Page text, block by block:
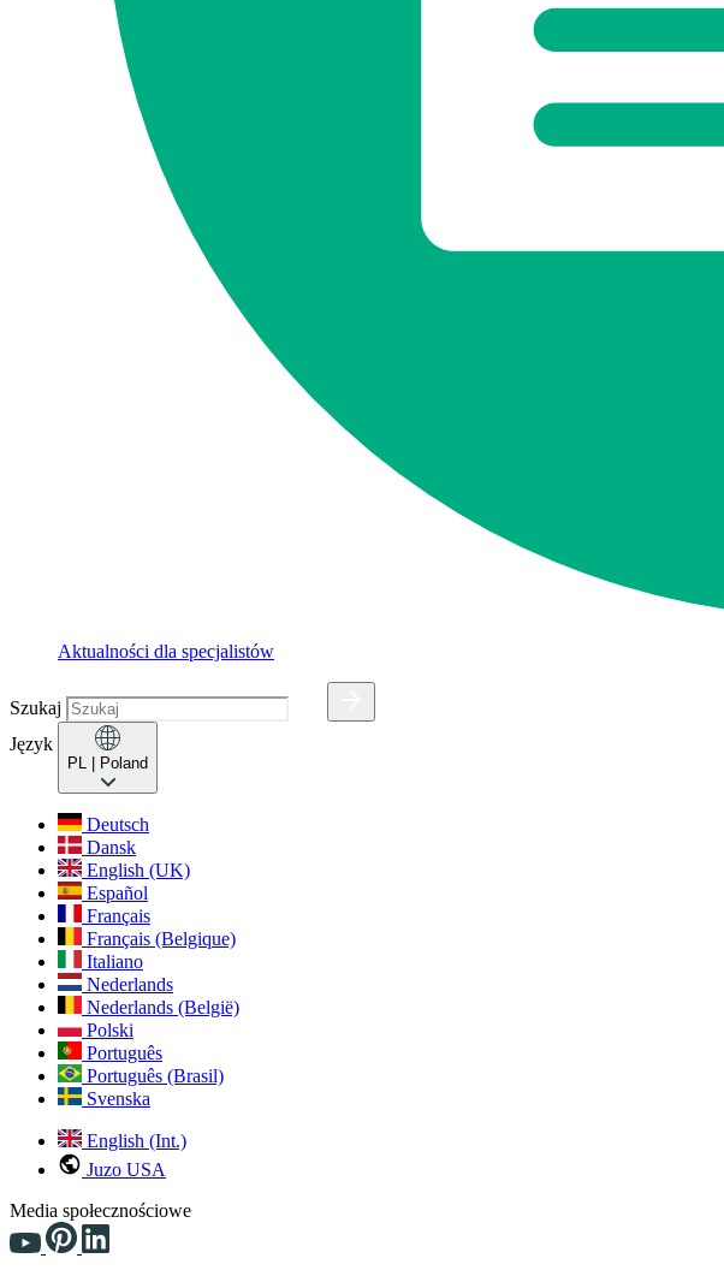
Aktualności dla specjalistów
Szukaj
Język
PL | Poland
Deutsch
Dansk
English (UK)
Español
Français
Français (Belgique)
Italiano
Nederlands
Nederlands (België)
Polski
Português
Português (Brasil)
Svenska
English (Int.)
Juzo USA
Media społecznościowe